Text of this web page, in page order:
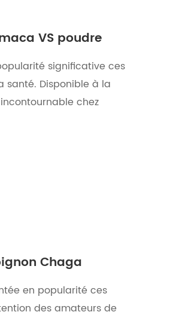
VS poudre
significative ces
santé. Disponible à la
chez
Chaga
en popularité ces
des amateurs de